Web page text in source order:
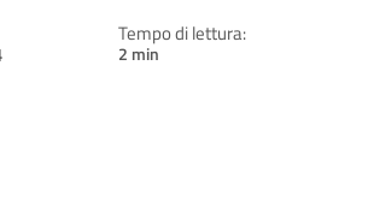
Tempo di lettura:
2 min